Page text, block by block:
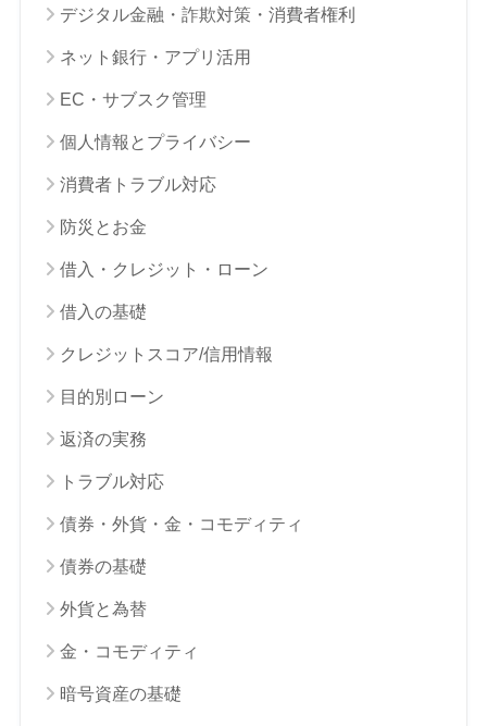
デジタル金融・詐欺対策・消費者権利
ネット銀行・アプリ活用
EC・サブスク管理
個人情報とプライバシー
消費者トラブル対応
防災とお金
借入・クレジット・ローン
借入の基礎
クレジットスコア/信用情報
目的別ローン
返済の実務
トラブル対応
債券・外貨・金・コモディティ
債券の基礎
外貨と為替
金・コモディティ
暗号資産の基礎